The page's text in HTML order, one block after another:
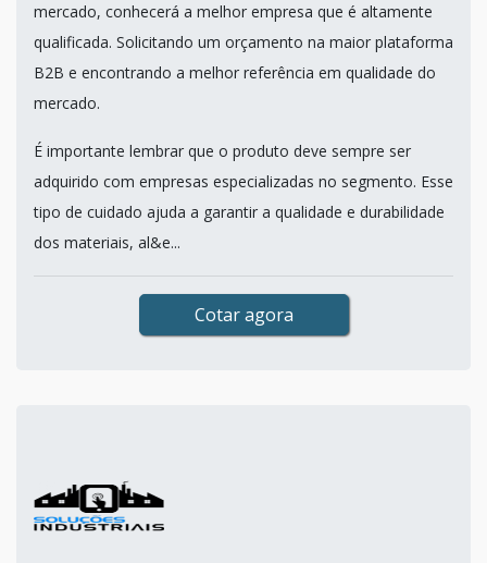
mercado, conhecerá a melhor empresa que é altamente
qualificada. Solicitando um orçamento na maior plataforma
B2B e encontrando a melhor referência em qualidade do
mercado.
É importante lembrar que o produto deve sempre ser
adquirido com empresas especializadas no segmento. Esse
tipo de cuidado ajuda a garantir a qualidade e durabilidade
dos materiais, al&e...
Cotar agora